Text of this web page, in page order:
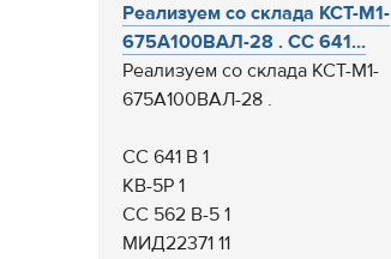
Реализуем со склада КСТ-М1-
675А100ВАЛ-28 . СС 641...
Реализуем со склада КСТ-М1-
675А100ВАЛ-28 .
СС 641 В 1
КВ-5Р 1
СС 562 В-5 1
МИД22371 11